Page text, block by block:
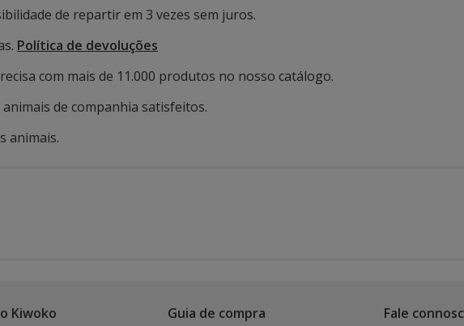
de repartir em 3 vezes sem juros.
Política de devoluções
com mais de 11.000 produtos no nosso catálogo.
de companhia satisfeitos.
animais.
Kiwoko Guia de compra Fale